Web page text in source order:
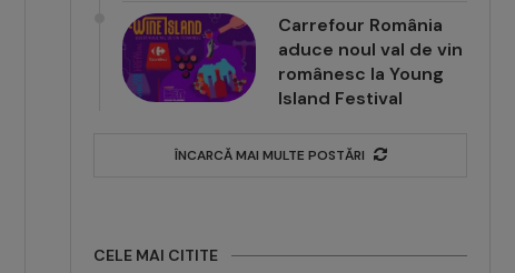
Carrefour România
aduce noul val de vin
românesc la Young
Island Festival
ÎNCARCĂ MAI MULTE POSTĂRI
CELE MAI CITITE